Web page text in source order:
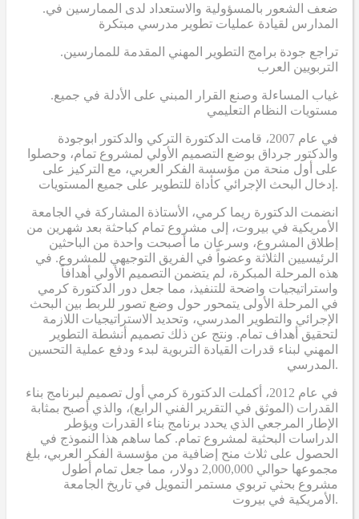
.ضعف الشعور بالمسؤولية والاستعداد لدى الممارسين في
المدارس لقيادة عمليات تطوير مدرسي مبتكرة
.تراجع جودة برامج التطوير المهني المقدمة للممارسين
التربويين العرب
.غياب المساءلة وصنع القرار المبني على الأدلة في جميع
مستويات النظام التعليمي
في عام 2007، قامت الدكتورة التركي والدكتور ابوجودة
والدكتور جرداق بوضع التصميم الأولي لمشروع تمام، وحصلوا
على أول منحة من مؤسسة الفكر العربي، مع التركيز على
إدخال البحث الإجرائي كأداة للتطوير على جميع المستويات.
انضمت الدكتورة ريما كرمي، الأستاذة المشاركة في الجامعة
الأمريكية في بيروت، إلى مشروع تمام كباحثة بعد شهرين من
إطلاق المشروع، وسرعان ما أصبحت واحدة من الباحثين
الرئيسيين الثلاثة وعضواً في الفريق التوجيهي للمشروع. في
هذه المرحلة المبكرة، لم يتضمن التصميم الأولي أهدافاً
واستراتيجيات واضحة للتنفيذ، مما جعل دور الدكتورة كرمي
في المرحلة الأولى يتمحور حول وضع تصور للربط بين البحث
الإجرائي والتطوير المدرسي، وتحديد الاستراتيجيات اللازمة
لتحقيق أهداف تمام. ونتج عن ذلك تصميم أنشطة التطوير
المهني لبناء قدرات القيادة التربوية لبدء ودفع عملية التحسين
المدرسي.
في عام 2012، أكملت الدكتورة كرمي أول تصميم لبرنامج بناء
القدرات (الموثق في التقرير الفني الرابع)، والذي أصبح بمثابة
الإطار المرجعي الذي يحدد برنامج بناء القدرات ويؤطر
الدراسات البحثية لمشروع تمام. كما ساهم هذا النموذج في
الحصول على ثلاث منح إضافية من مؤسسة الفكر العربي، بلغ
مجموعها حوالي 2,000,000 دولار، مما جعل تمام أطول
مشروع بحثي تربوي مستمر التمويل في تاريخ الجامعة
الأمريكية في بيروت.